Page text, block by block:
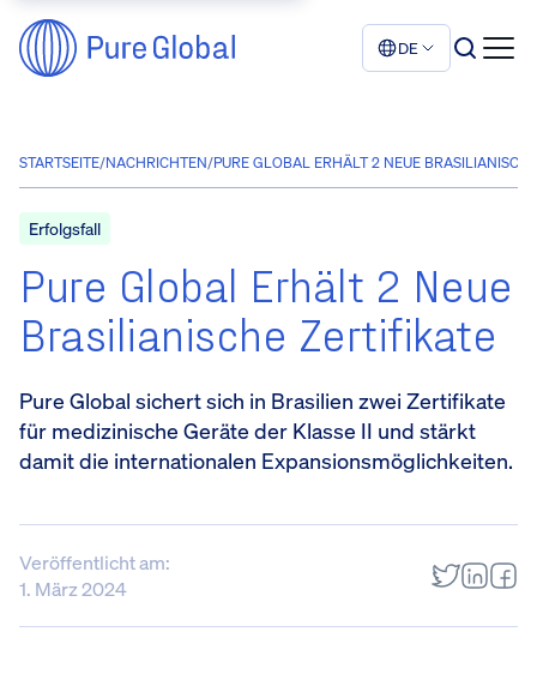
DE
STARTSEITE/NACHRICHTEN/PURE GLOBAL ERHÄLT 2 NEUE
Erfolgsfall
Pure Global Erhält 2 Neue
Brasilianische Zertifikate
Pure Global sichert sich in Brasilien zwei Zertifikate
für medizinische Geräte der Klasse II und stärkt
damit die internationalen Expansionsmöglichkeiten.
Veröffentlicht am:
1. März 2024